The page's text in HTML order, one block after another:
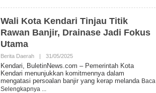
E
T
I
W
S
Wali Kota Kendari Tinjau Titik
Rawan Banjir, Drainase Jadi Fokus
Utama
Berita Daerah | 31/05/2025O
E
H
B
Kendari, BuletinNews.com – Pemerintah Kota
Kendari menunjukkan komitmennya dalam
mengatasi persoalan banjir yang kerap melanda Baca
Selengkapnya